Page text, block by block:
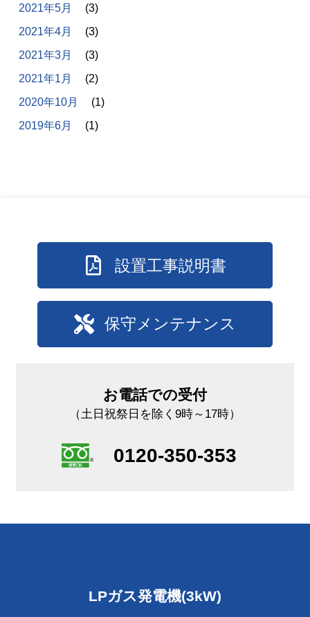
2021年5月
(3)
2021年4月
(3)
2021年3月
(3)
2021年1月
(2)
2020年10月
(1)
2019年6月
(1)
設置工事説明書
保守メンテナンス
お電話での受付
（土日祝祭日を除く9時～17時）
0120-350-353
LPガス発電機(3kW)